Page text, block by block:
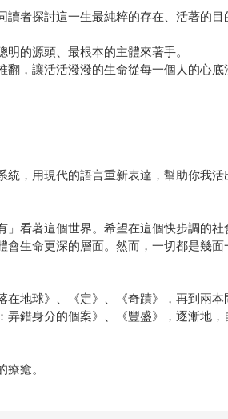
者探討這一生最純粹的存在、活著的目
的源頭、最根本的主體來著手。
，讓活活潑潑的生命從每一個人的心底
，用現代的語言重新表達，幫助你我活
」看著這個世界。希望在這個快步調的社
生命更深的層面。然而，一切都是幾面
地球》、《定》、《奇蹟》，再到兩本
錯身分的個案》、《豐盛》，逐漸地，
癒。